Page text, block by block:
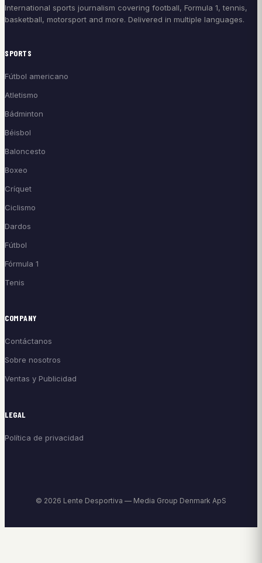
International sports journalism covering football, Formula 1, tennis,
basketball, motorsport and more. Delivered in multiple languages.
SPORTS
Fútbol americano
Atletismo
Bádminton
Béisbol
Baloncesto
Boxeo
Críquet
Ciclismo
Dardos
Fútbol
Fórmula 1
Tenis
COMPANY
Contáctanos
Sobre nosotros
Ventas y Publicidad
LEGAL
Política de privacidad
© 2026 Lente Desportiva — Media Group Denmark ApS